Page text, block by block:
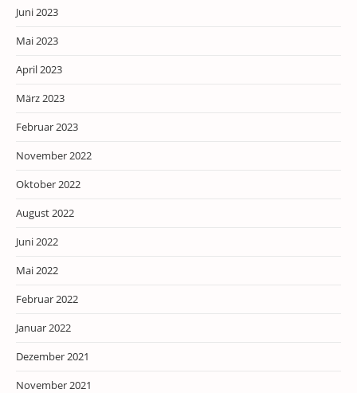
Juni 2023
Mai 2023
April 2023
März 2023
Februar 2023
November 2022
Oktober 2022
August 2022
Juni 2022
Mai 2022
Februar 2022
Januar 2022
Dezember 2021
November 2021